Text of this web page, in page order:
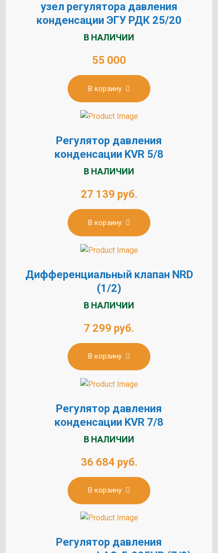
узел регулятора давления
конденсации ЭГУ РДК 25/20
В НАЛИЧИИ
55 000
В корзину
Регулятор давления
конденсации KVR 5/8
В НАЛИЧИИ
27 139 руб.
В корзину
Дифференциальный клапан NRD
(1/2)
В НАЛИЧИИ
7 299 руб.
В корзину
Регулятор давления
конденсации KVR 7/8
В НАЛИЧИИ
36 684 руб.
В корзину
Регулятор давления